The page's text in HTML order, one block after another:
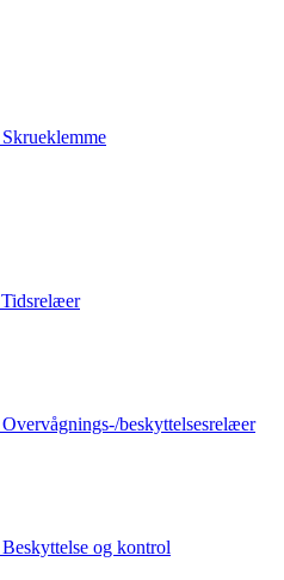
Skrueklemme
Tidsrelæer
Overvågnings-/beskyttelsesrelæer
Beskyttelse og kontrol